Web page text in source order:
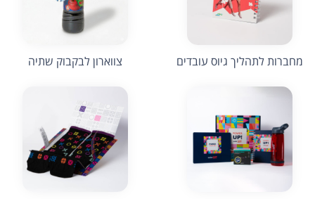
מחברות לתהליך גיוס עובדים צווארון לבקבוק שתיה